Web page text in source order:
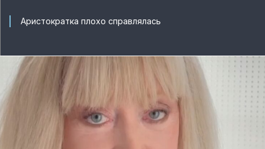
Аристократка плохо справлялась